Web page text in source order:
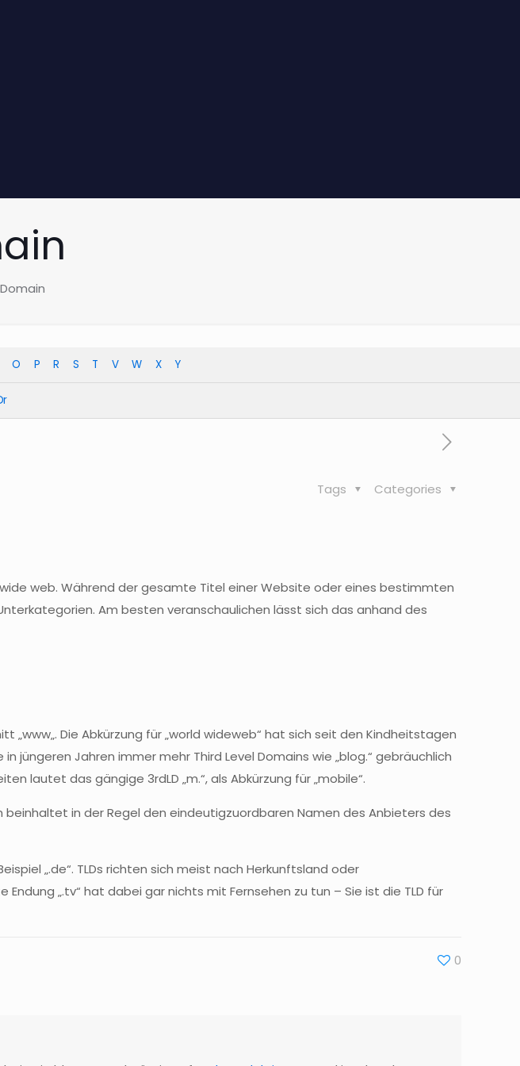
Domain
O P R S T V W X Y
Categories
Tags
wide web. Während der gesamte Titel einer Website oder eines bestimmten
Am besten veranschaulichen lässt sich das anhand des
„www„. Die Abkürzung für „world wideweb“ hat sich seit denKindheitstagen
jüngeren Jahren immer mehr Third Level Domains wie „blog.“ gebräuchlich
lautet das gängige3rdLD „m.“, als Abkürzung für „mobile“.
beinhaltet in der Regel den eindeutigzuordbaren Namen des Anbieters des
„.de“. TLDs richten sich meist nach Herkunftsland oder
„.tv“ hat dabei gar nichts mit Fernsehen zu tun – Sie ist die TLD für
0